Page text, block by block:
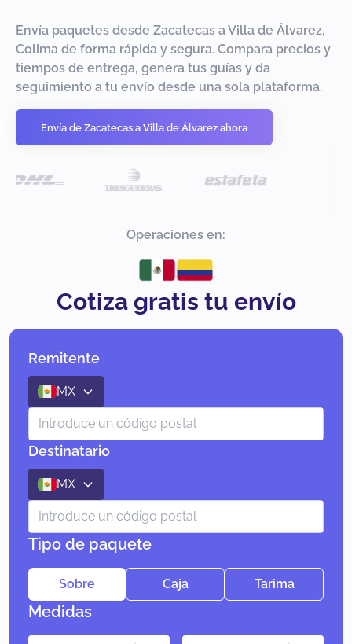
Envía paquetes desde Zacatecas a Villa de Álvarez,
Colima de forma rápida y segura. Compara precios y
tiempos de entrega, genera tus guías y da
seguimiento a tu envío desde una sola plataforma.
Envía de Zacatecas a Villa de Álvarez ahora
Operaciones en:
Cotiza gratis tu envío
Remitente
MX
Destinatario
MX
Tipo de paquete
Sobre Caja Tarima
Medidas